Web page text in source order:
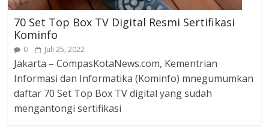
70 Set Top Box TV Digital Resmi Sertifikasi
Kominfo
0 Juli 25, 2022
Jakarta – CompasKotaNews.com, Kementrian
Informasi dan Informatika (Kominfo) mnegumumkan
daftar 70 Set Top Box TV digital yang sudah
mengantongi sertifikasi